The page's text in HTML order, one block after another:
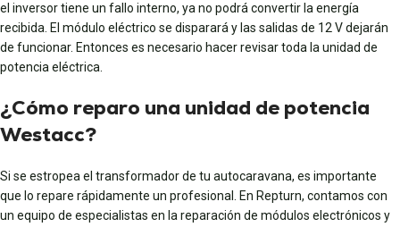
el inversor tiene un fallo interno, ya no podrá convertir la energía
recibida. El módulo eléctrico se disparará y las salidas de 12 V dejarán
de funcionar. Entonces es necesario hacer revisar toda la unidad de
potencia eléctrica.
¿Cómo reparo una unidad de potencia
Westacc?
Si se estropea el transformador de tu autocaravana, es importante
que lo repare rápidamente un profesional. En Repturn, contamos con
un equipo de especialistas en la reparación de módulos electrónicos y